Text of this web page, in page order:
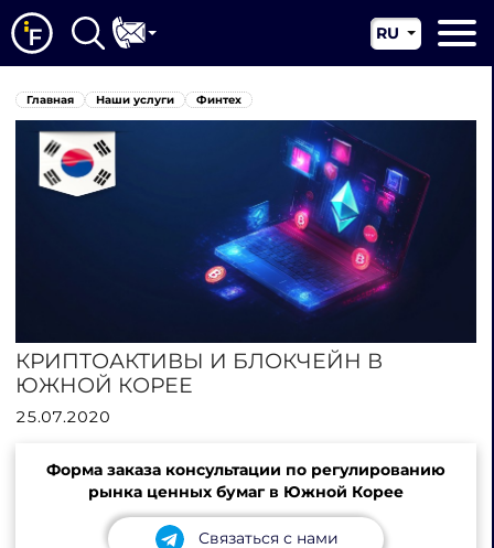
О нас
Наши услуги
Новости
Юрисдикции
Контакты
RU
EN
Главная Наши услуги Финтех
КРИПТОАКТИВЫ И БЛОКЧЕЙН В
ЮЖНОЙ КОРЕЕ
25.07.2020
Форма заказа консультации по регулированию
рынка ценных бумаг в Южной Корее
Связаться с нами